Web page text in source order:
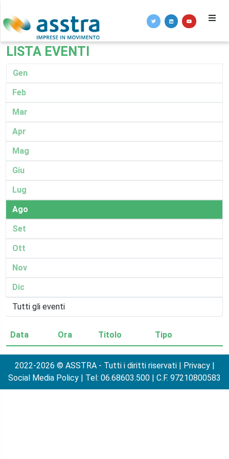
LISTA EVENTI
Gen
Feb
Mar
Apr
Mag
Giu
Lug
Ago
Set
Ott
Nov
Dic
Data Ora Titolo Tipo
2022-2026 © ASSTRA - Tutti i diritti riservati | Privacy|
Social Media Policy | Tel: 06.68603.500 | C.F. 97210800583